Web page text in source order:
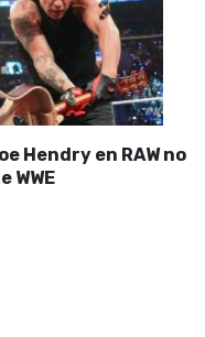
Hendry en RAW no
WWE